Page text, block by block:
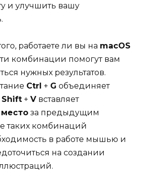
и улучшить вашу
работаете ли вы на macOS
комбинации помогут вам
нужных результатов.
Ctrl + G объединяет
Shift + V вставляет
место за предыдущим
таких комбинаций
в работе мышью и
на создании